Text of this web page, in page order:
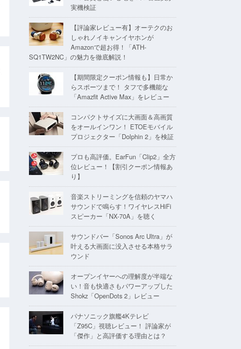
実機検証
【評論家レビュー有】オーテクのお
しゃれノイキャンイヤホンが
Amazonで超お得！「ATH-
SQ1TW2NC」の魅力を徹底解説！
【期間限定クーポン情報も】日常か
らスポーツまで！ タフで多機能な
「Amazfit Active Max」をレビュー
コンパクトサイズに大画面＆高画質
をオールインワン！ ETOEモバイル
プロジェクター「Dolphin 2」を検証
プロも高評価。EarFun「Clip2」全方
位レビュー！【割引クーポン情報あ
り】
音楽ストリーミングを信頼のヤマハ
サウンドで鳴らす！ワイヤレスHiFi
スピーカー「NX-70A」を聴く
サウンドバー「Sonos Arc Ultra」が
叶える大画面に没入させる本格サラ
ウンド
オープンイヤーへの理解度が半端な
い！音も快適さもパワーアップした
Shokz「OpenDots 2」レビュー
パナソニック旗艦4Kテレビ
「Z95C」視聴レビュー！ 評論家が
「傑作」と高評価する理由とは？